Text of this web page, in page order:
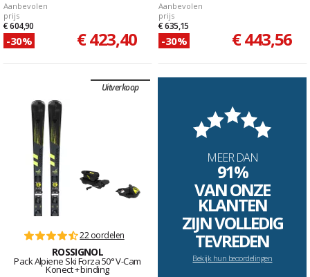
Aanbevolen
prijs
€ 604,90
-30% € 423,40
Aanbevolen
prijs
€ 635,15
-30% € 443,56
Uitverkoop
22 oordelen
ROSSIGNOL
Pack Alpiene Ski Forza 50° V-Cam
Konect + binding
MEER DAN
91%
VAN ONZE
KLANTEN
ZIJN VOLLEDIG
TEVREDEN
Bekijk hun beoordelingen